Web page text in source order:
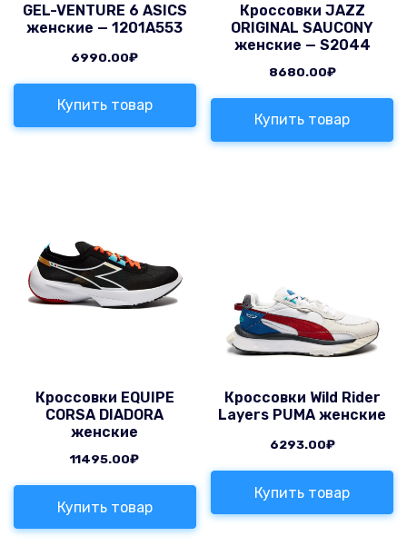
GEL-VENTURE 6 ASICS
женские — 1201A553
6990.00₽
Купить товар
Кроссовки JAZZ
ORIGINAL SAUCONY
женские — S2044
8680.00₽
Купить товар
Кроссовки EQUIPE
CORSA DIADORA
женские
11495.00₽
Купить товар
Кроссовки Wild Rider
Layers PUMA женские
6293.00₽
Купить товар